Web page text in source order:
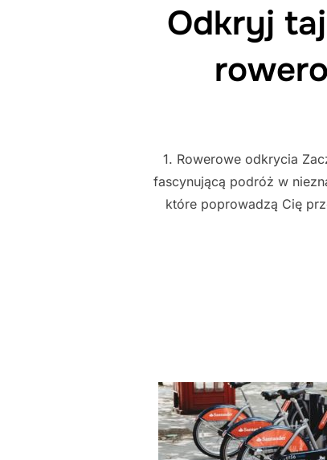
Odkryj
1. Rowerowe odkrycia
fascynującą podróż w
które poprowadzą Cię